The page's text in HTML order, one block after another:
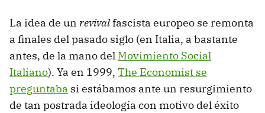
La idea de un revivalfascista europeo se remonta
a finales del pasado siglo (en Italia, a bastante
antes, de la mano del Movimiento Social
Italiano). Ya en 1999, The Economist se
preguntaba si estábamos ante un resurgimiento
de tan postrada ideología con motivo del éxito